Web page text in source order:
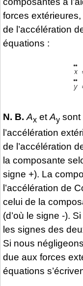
forces
de l’accélération
équations :
N. B. Ax et Ay sont
l’accélération
de l’accélération
la composante
signe +). La
l’accélération de
celui de la
(d’où le signe -).
les signes des
Si nous
due aux forces
équations